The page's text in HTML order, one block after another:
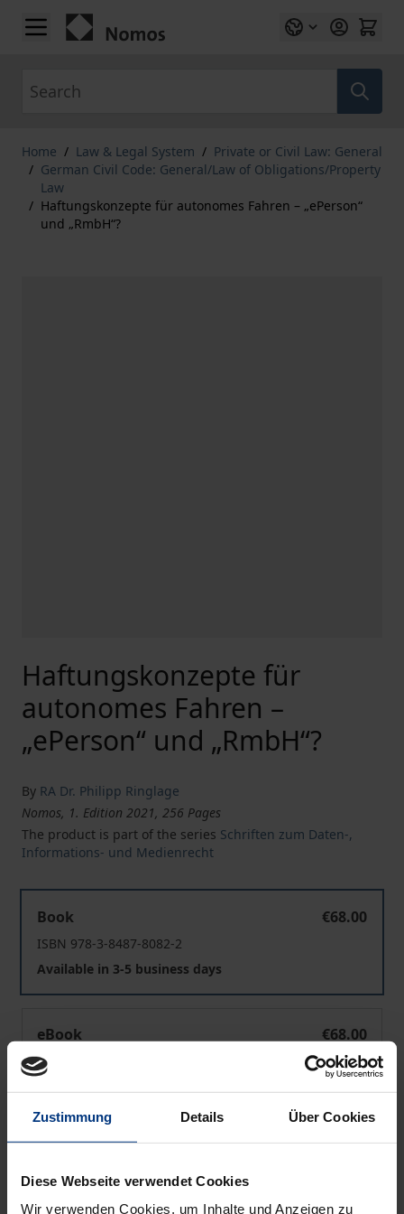
Zustimmung Details Über Cookies
Diese Webseite verwendet Cookies
Wir verwenden Cookies, um Inhalte und Anzeigen zu
Skip to Content
Home / Law & Legal System / Private or Civil Law: General
/ German Civil Code: General/Law of Obligations/Property
Law
/ Haftungskonzepte für autonomes Fahren – „ePerson“
und „RmbH“?
Haftungskonzepte für
autonomes Fahren –
„ePerson“ und „RmbH“?
By RA Dr. Philipp Ringlage
Nomos, 1. Edition 2021, 256 Pages
The product is part of the series Schriften zum Daten-,
Informations- und Medienrecht
Book
€68.00
ISBN 978-3-8487-8082-2
Available in 3-5 business days
eBook
€68.00
ISBN 978-3-7489-2500-2
Prices include VAT. Depending on the delivery address, VAT